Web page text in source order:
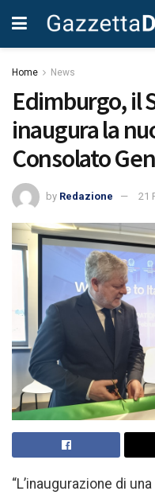
Home News
Edimburgo, il
inaugura la
Consolato
by Redazione 21
“L’inaugurazione di